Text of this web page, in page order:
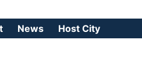
News Host City